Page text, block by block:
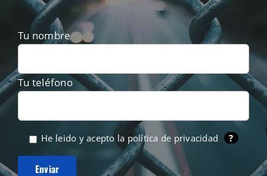
Tu nombre
Tu teléfono
He leido y acepto la política de privacidad ?